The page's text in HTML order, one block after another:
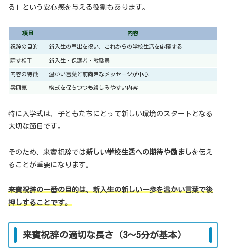
る」という安心感を与える役割もあります。
項目 内容
祝辞の目的 新入生の門出を祝い、これからの学校生活を応援する
話す相手 新入生・保護者・教職員
内容の特徴 温かい言葉と前向きなメッセージが中心
雰囲気 格式を保ちつつも親しみやすい内容
特に入学式は、子どもたちにとって新しい環境のスタートとなる
大切な節目です。
そのため、来賓祝辞では新しい学校生活への期待や励ましを伝え
ることが重要になります。
来賓祝辞の一番の目的は、新入生の新しい一歩を温かい言葉で後
押しすることです。
来賓祝辞の適切な長さ（3〜5分が基本）